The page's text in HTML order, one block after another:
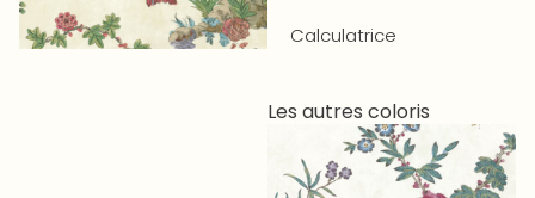
Calculatrice
Les autres coloris